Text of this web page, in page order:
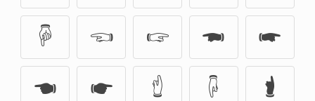
🖗
🖘 🖙 🖚
🖛
🖜
🖝 🖞 🖟
🖠